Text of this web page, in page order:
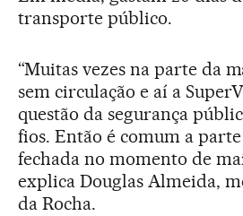
transporte público.
“Muitas vezes na parte da
sem circulação e aí a
questão da segurança
fios. Então é comum a
fechada no momento de
explica Douglas Almeida,
da Rocha.